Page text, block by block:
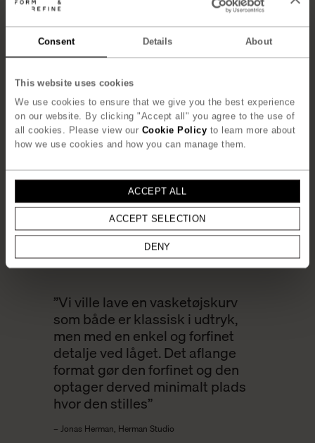
Consent Details About
This website uses cookies
We use cookies to ensure that we give you the best experience
on our website. By clicking "Accept all" you agree to the use of
all cookies. Please view our Cookie Policy to learn more about
how we use cookies and how you can manage them.
ACCEPT ALL
ACCEPT SELECTION
DENY
”Vi ville lave en vasketøjskurv
som både er klassisk i udtryk,
men med en enkel og forfinet
detalje ved låget. Det aflange
format gør den forfinet og den
optager derved minimalt plads
hvor den stilles”
– Jonas Herman, Herman Studio